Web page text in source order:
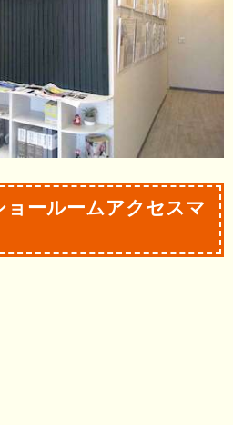
ョールームアクセスマ